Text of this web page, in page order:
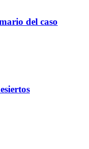
del caso